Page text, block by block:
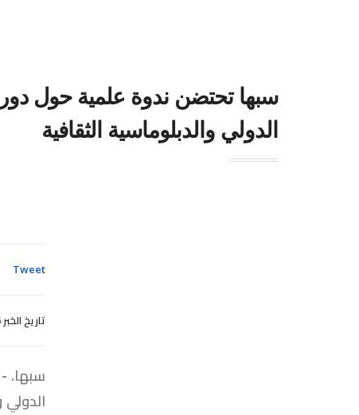
سبها تحتضن ندوة علمية حول دور
الدولي والدبلوماسية الثقافية
Tweet
تاريخ الخبر22/04/2026 12:00:00 ص